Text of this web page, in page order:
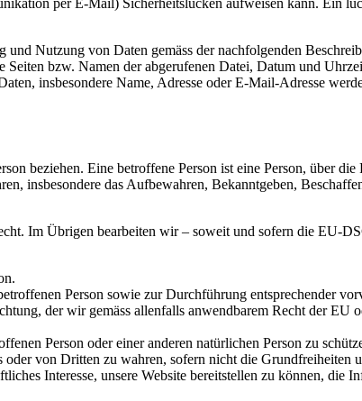
Nutzung von Daten gemäss der nachfolgenden
bzw. Namen der abgerufenen Datei, Datum und
insbesondere Name, Adresse oder E-Mail-Adresse
beziehen. Eine betroffene Person ist eine Person, über
insbesondere das Aufbewahren, Bekanntgeben,
Im Übrigen bearbeiten wir – soweit und sofern die EU-
Person sowie zur Durchführung entsprechender
der wir gemäss allenfalls anwendbarem Recht der EU
Person oder einer anderen natürlichen Person zu
von Dritten zu wahren, sofern nicht die Grundfreiheiten
Interesse, unsere Website bereitstellen zu können, die